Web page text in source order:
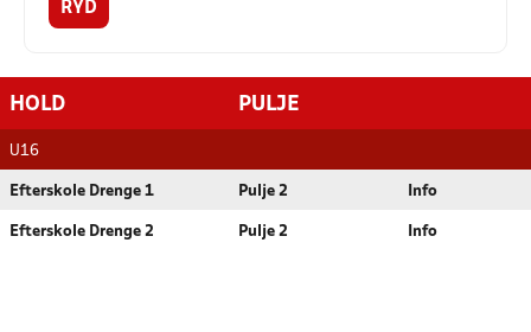
RYD
HOLD PULJE
U16
Efterskole Drenge 1 Pulje 2 Info
Efterskole Drenge 2 Pulje 2 Info